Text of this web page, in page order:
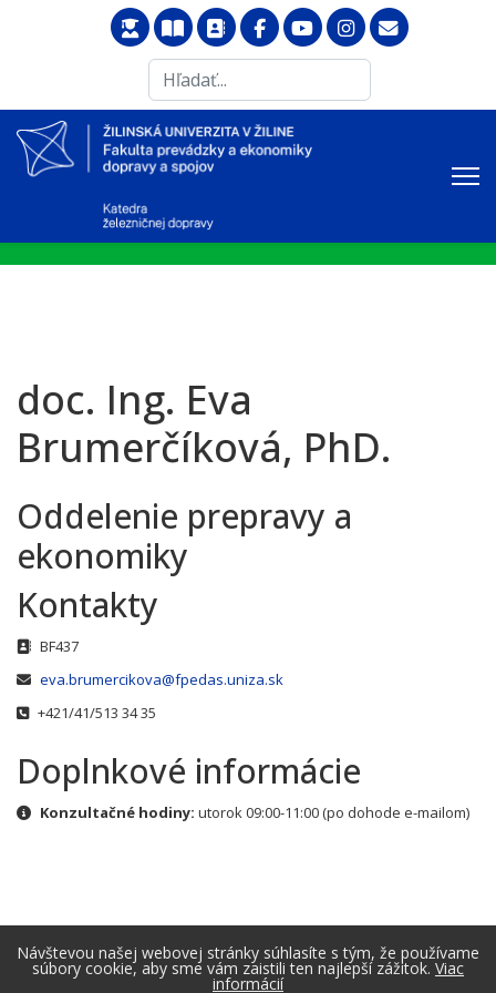
...
doc. Ing. Eva
Brumerčíková, PhD.
Oddelenie prepravy a
ekonomiky
Kontakty
Adresa
BF437
E-mail
eva.brumercikova@fpedas.uniza.sk
Telefónne číslo
+421/41/513 34 35
Doplnkové informácie
Doplnkové informácie
Konzultačné hodiny: utorok 09:00-11:00 (po dohode e-mailom)
Návštevou našej webovej stránky súhlasíte s tým, že používame
súbory cookie, aby sme vám zaistili ten najlepší zážitok. Viac
informácií